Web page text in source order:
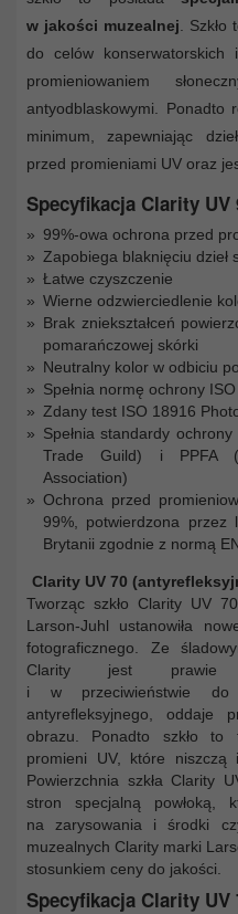
w jakości muzealnej .
do celów
promieniowaniem
antyodblaskowymi. Ponadto
minimum, zapewniając
przed promieniami UV oraz
Specyfikacja Clarity UV
99%-owa ochrona przed
Zapobiega blaknięciu dzieł
Łatwe czyszczenie
Wierne odzwierciedlenie
Brak zniekształceń
pomarańczowej skórki
Neutralny kolor w odbiciu
Spełnia normę ochrony
Zdany test ISO 18916
Spełnia standardy
Trade Guild) i PPFA
Association)
Ochrona przed
99%, potwierdzona przez
Brytanii zgodnie z normą
Clarity UV 70
Tworząc szkło Clarity UV
Larson-Juhl ustanowiła
fotograficznego. Ze
Clarity jest prawie
i w przeciwieństwie do
antyrefleksyjnego, oddaje
obrazu. Ponadto szkło to
promieni UV, które niszczą
Powierzchnia szkła Clarity
stron specjalną powłoką,
na zarysowania i środki
muzealnych Clarity marki
stosunkiem ceny do jakości.
Specyfikacja Clarity UV